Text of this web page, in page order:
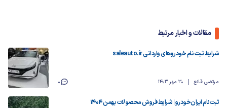
مقالات و اخبار مرتبط
شرایط ثبت نام خودروهای وارداتی saleauto.ir
مرتضی قانع 30 مهر 1403 0
ثبت‌نام ایران‌خودرو | شرایط فروش محصولات بهمن ۱۴۰۴